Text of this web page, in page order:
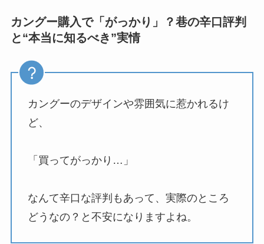
カングー購入で「がっかり」？巷の辛口評判
と“本当に知るべき”実情
カングーのデザインや雰囲気に惹かれるけ
ど、
「買ってがっかり…」
なんて辛口な評判もあって、実際のところ
どうなの？と不安になりますよね。